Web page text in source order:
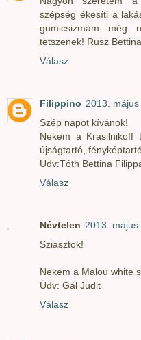
szépség ékesíti a
gumicsizmám még
tetszenek! Rusz Bettina
Válasz
Filippino 2013.
Szép napot kívánok!
Nekem a Krasilnikoff
újságtartó,
Üdv:Tóth Bettina
Válasz
Névtelen 2013. május
Sziasztok!
Nekem a Malou white
Üdv: Gál Judit
Válasz